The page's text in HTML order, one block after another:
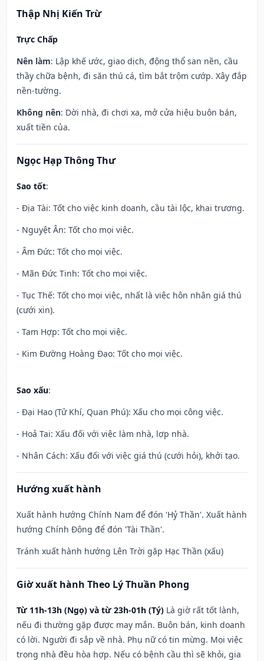
Thập Nhị Kiến Trừ
Trực Chấp
Nên làm: Lập khế ước, giao dịch, động thổ san nền, cầu
thầy chữa bệnh, đi săn thú cá, tìm bắt trộm cướp. Xây đắp
nền-tường.
Không nên: Dời nhà, đi chơi xa, mở cửa hiệu buôn bán,
xuất tiền của.
Ngọc Hạp Thông Thư
Sao tốt:
- Địa Tài: Tốt cho việc kinh doanh, cầu tài lộc, khai trương.
- Nguyệt Ân: Tốt cho mọi việc.
- Âm Đức: Tốt cho mọi việc.
- Mãn Đức Tinh: Tốt cho mọi việc.
- Tục Thế: Tốt cho mọi việc, nhất là việc hôn nhân giá thú
(cưới xin).
- Tam Hợp: Tốt cho mọi việc.
- Kim Đường Hoàng Đạo: Tốt cho mọi việc.
Sao xấu:
- Đại Hao (Tử Khí, Quan Phú): Xấu cho mọi công việc.
- Hoả Tai: Xấu đối với việc làm nhà, lợp nhà.
- Nhân Cách: Xấu đối với việc giá thú (cưới hỏi), khởi tạo.
Hướng xuất hành
Xuất hành hướng Chính Nam để đón 'Hỷ Thần'. Xuất hành
hướng Chính Đông để đón 'Tài Thần'.
Tránh xuất hành hướng Lên Trời gặp Hạc Thần (xấu)
Giờ xuất hành Theo Lý Thuần Phong
Từ 11h-13h (Ngọ) và từ 23h-01h (Tý) Là giờ rất tốt lành,
nếu đi thường gặp được may mắn. Buôn bán, kinh doanh
có lời. Người đi sắp về nhà. Phụ nữ có tin mừng. Mọi việc
trong nhà đều hòa hợp. Nếu có bệnh cầu thì sẽ khỏi, gia